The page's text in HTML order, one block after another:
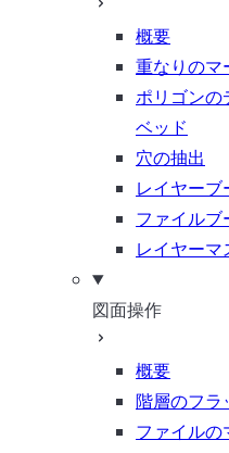
概要
重なりのマ
ポリゴンの
ベッド
穴の抽出
レイヤーブ
ファイルブ
レイヤーマ
図面操作
概要
階層のフラ
ファイルの